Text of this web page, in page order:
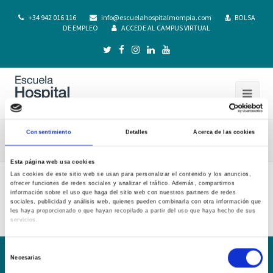
Consentimiento Detalles Acerca de las cookies
Esta página web usa cookies
Las cookies de este sitio web se usan para personalizar el contenido y los anuncios,
ofrecer funciones de redes sociales y analizar el tráfico. Además, compartimos
información sobre el uso que haga del sitio web con nuestros partners de redes
sociales, publicidad y análisis web, quienes pueden combinarla con otra información que
les haya proporcionado o que hayan recopilado a partir del uso que haya hecho de sus
servicios.
Necesarias
+34 942 016 116 info@escuelahospitalmompia.com
BOLSA
DE EMPLEO
ACCEDE AL CAMPUS VIRTUAL
C Reconocimiento Creditos 20-21
C Reconocimiento Creditos 20-21